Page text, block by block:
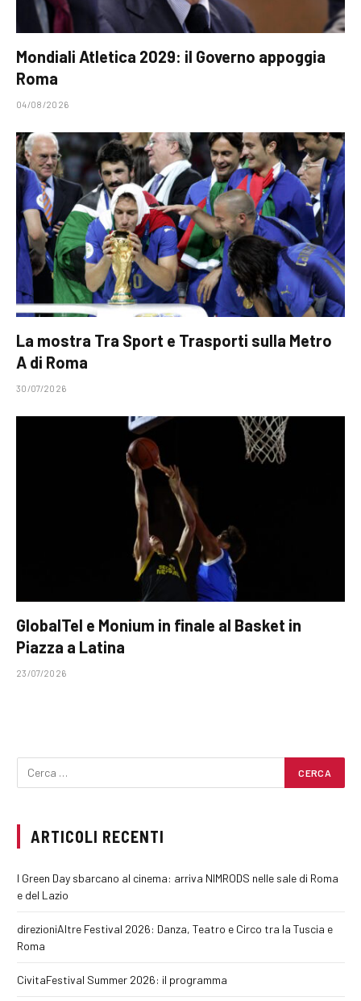
Mondiali Atletica 2029: il Governo appoggia
Roma
04/08/2026
La mostra Tra Sport e Trasporti sulla Metro
A di Roma
30/07/2026
GlobalTel e Monium in finale al Basket in
Piazza a Latina
23/07/2026
ARTICOLI RECENTI
I Green Day sbarcano al cinema: arriva NIMRODS nelle sale di Roma
e del Lazio
direzioniAltre Festival 2026: Danza, Teatro e Circo tra la Tuscia e
Roma
CivitaFestival Summer 2026: il programma